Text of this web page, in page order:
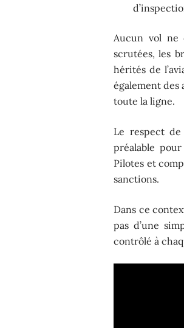
Aucun vol ne
scrutées, les
hérités de
également des
toute la ligne.
Le respect de
préalable
Pilotes et
sanctions.
Dans ce
pas d’une
contrôlé à